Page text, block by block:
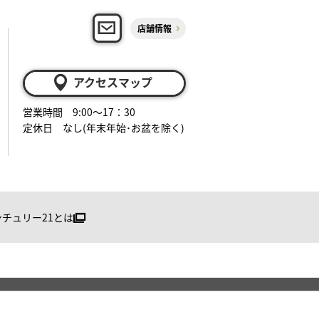
店舗情報
アクセスマップ
営業時間 9:00～17：30
定休日 なし(年末年始･お盆を除く)
ュリー21とは